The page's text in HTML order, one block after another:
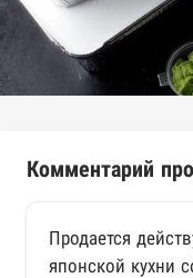
Комментарий
Продается
японской кухни